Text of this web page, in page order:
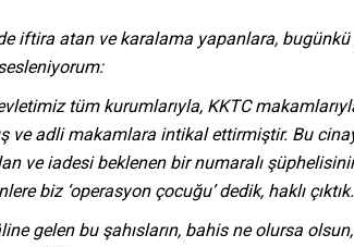
iftira atan ve karalama yapanlara,
tüm kurumlarıyla, KKTC
ve adli makamlara intikal ettirmiştir. Bu
ve iadesi beklenen bir numaralı
biz ‘operasyon çocuğu’ dedik, haklı çıktık.
gelen bu şahısların, bahis ne olursa